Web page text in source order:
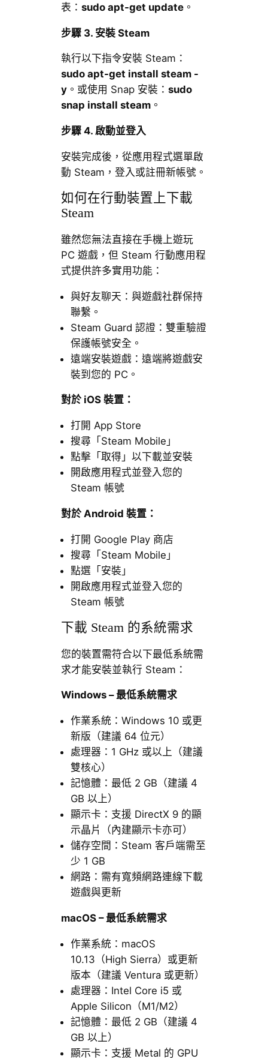
表： sudo apt-get update。
步驟 3. 安裝 Steam
執行以下指令安裝 Steam：
sudo apt-get install steam -
y。或使用 Snap 安裝： sudo
snap install steam。
步驟 4. 啟動並登入
安裝完成後，從應用程式選單啟
動 Steam，登入或註冊新帳號。
如何在行動裝置上下載
Steam
雖然您無法直接在手機上遊玩
PC 遊戲，但 Steam 行動應用程
式提供許多實用功能：
與好友聊天：與遊戲社群保持
聯繫。
Steam Guard 認證：雙重驗證
保護帳號安全。
遠端安裝遊戲：遠端將遊戲安
裝到您的 PC。
對於 iOS 裝置：
打開 App Store
搜尋「Steam Mobile」
點擊「取得」以下載並安裝
開啟應用程式並登入您的
Steam 帳號
對於 Android 裝置：
打開 Google Play 商店
搜尋「Steam Mobile」
點選「安裝」
開啟應用程式並登入您的
Steam 帳號
下載 Steam 的系統需求
您的裝置需符合以下最低系統需
求才能安裝並執行 Steam：
Windows – 最低系統需求
作業系統：Windows 10 或更
新版（建議 64 位元）
處理器：1 GHz 或以上（建議
雙核心）
記憶體：最低 2 GB（建議 4
GB 以上）
顯示卡：支援 DirectX 9 的顯
示晶片（內建顯示卡亦可）
儲存空間：Steam 客戶端需至
少 1 GB
網路：需有寬頻網路連線下載
遊戲與更新
macOS – 最低系統需求
作業系統：macOS
10.13（High Sierra）或更新
版本（建議 Ventura 或更新）
處理器：Intel Core i5 或
Apple Silicon（M1/M2）
記憶體：最低 2 GB（建議 4
GB 以上）
顯示卡：支援 Metal 的 GPU